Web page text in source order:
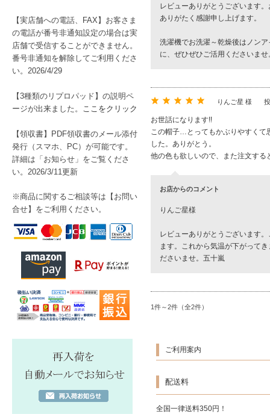
レビューありがとうございます
ありがたく感謝申し上げます。
洗濯機でお洗濯～乾燥後はノン
に、ぜひぜひご活用くださいま
りんご星 様
お世話になります!!
この帽子…とってもかぶりやすくて
した。ありがとう。
他の色も欲しいので、また注文する
お店からのコメント
りんご星様
レビューありがとうございます
ます。これから気温が下がって
ださいませ。五十嵐
1件～2件（全2件）
ご利用案内
配送料
全国一律送料350円！
【実店舗への電話、FAX】お客さま
の電話が番号非通知設定の場合は実
店舗で受信することができません。
番号非通知を解除してご利用くださ
い。2026/4/29
【3種類のリプロパッド】の説明ペ
ージが出来ました。 ここをクリック
【領収書】PDF領収書のメール添付
発行（スマホ、PC）が可能です。
詳細は「お知らせ」をご覧くださ
い。2026/3/11更新
※商品に関するご相談等は【 お問い
合せ】をご利用ください。